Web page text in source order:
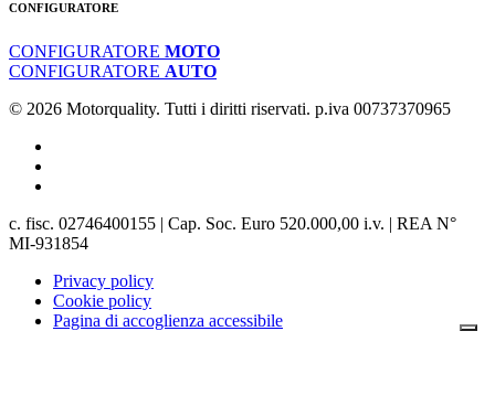
CONFIGURATORE
CONFIGURATORE MOTO
CONFIGURATORE AUTO
© 2026 Motorquality. Tutti i diritti riservati. p.iva 00737370965
c. fisc. 02746400155 | Cap. Soc. Euro 520.000,00 i.v. | REA N°
MI-931854
Privacy policy
Cookie policy
Pagina di accoglienza accessibile